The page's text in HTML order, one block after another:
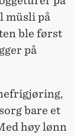
müsli på
ble først
på
bare et
høy lønn